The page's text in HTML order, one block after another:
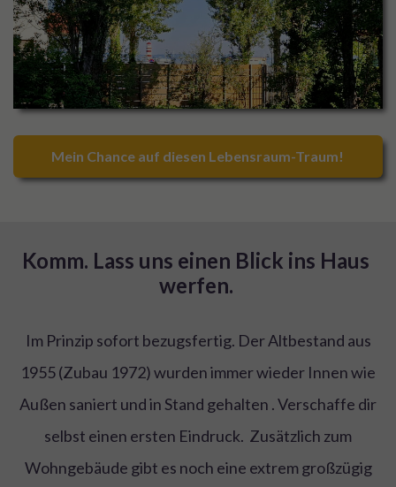
Mein Chance auf diesen Lebensraum-Traum!
Komm. Lass uns einen Blick ins Haus
werfen.
Im Prinzip sofort bezugsfertig. Der Altbestand aus
1955 (Zubau 1972) wurden immer wieder Innen wie
Außen saniert und in Stand gehalten . Verschaffe dir
selbst einen ersten Eindruck. Zusätzlich zum
Wohngebäude gibt es noch eine extrem großzügig